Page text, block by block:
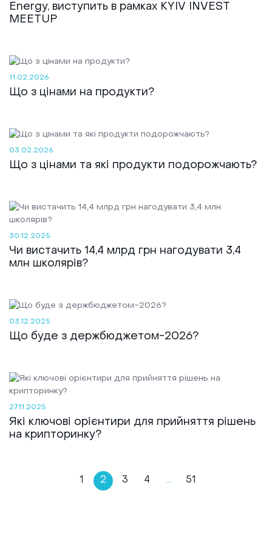
Energy, виступить в рамках KYIV INVEST
MEETUP
11.02.2026
Що з цінами на продукти?
03.02.2026
Що з цінами та які продукти подорожчають?
30.12.2025
Чи вистачить 14,4 млрд грн нагодувати 3,4
млн школярів?
03.12.2025
Що буде з держбюджетом-2026?
27.11.2025
Які ключові орієнтири для прийняття рішень
на крипторинку?
1 2 3 4 ... 51